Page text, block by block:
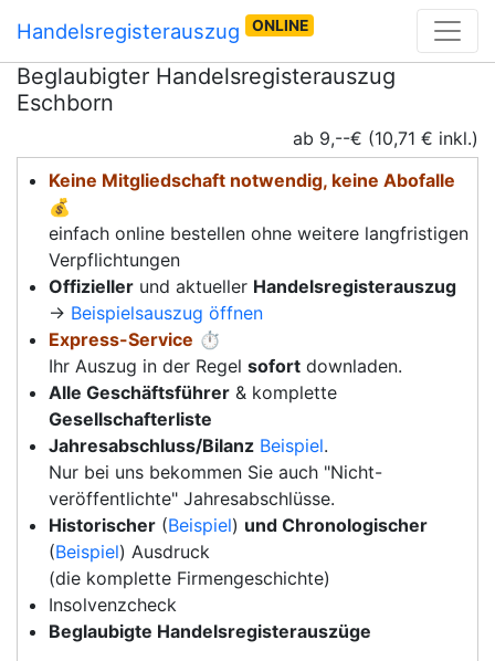
Handelsregisterauszug ONLINE
Beglaubigter Handelsregisterauszug
Eschborn
ab 9,--€ (10,71 € inkl.)
Keine Mitgliedschaft notwendig, keine Abofalle
💰
einfach online bestellen ohne weitere langfristigen
Verpflichtungen
Offizieller und aktueller Handelsregisterauszug
→ Beispielsauszug öffnen
Express-Service ⏱️
Ihr Auszug in der Regel sofort downladen.
Alle Geschäftsführer & komplette
Gesellschafterliste
Jahresabschluss/Bilanz Beispiel.
Nur bei uns bekommen Sie auch "Nicht-
veröffentlichte" Jahresabschlüsse.
Historischer (Beispiel) und Chronologischer
(Beispiel) Ausdruck
(die komplette Firmengeschichte)
Insolvenzcheck
Beglaubigte Handelsregisterauszüge